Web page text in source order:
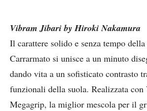
Vibram Jibari by Hiroki Nakamura
Il carattere solido e senza tempo
Carrarmato si unisce a un minuto
dando vita a un sofisticato contrasto
funzionali della suola. Realizzata
Megagrip, la miglior mescola per il